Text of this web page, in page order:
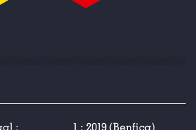
: 1 : 2019 (Benfica)